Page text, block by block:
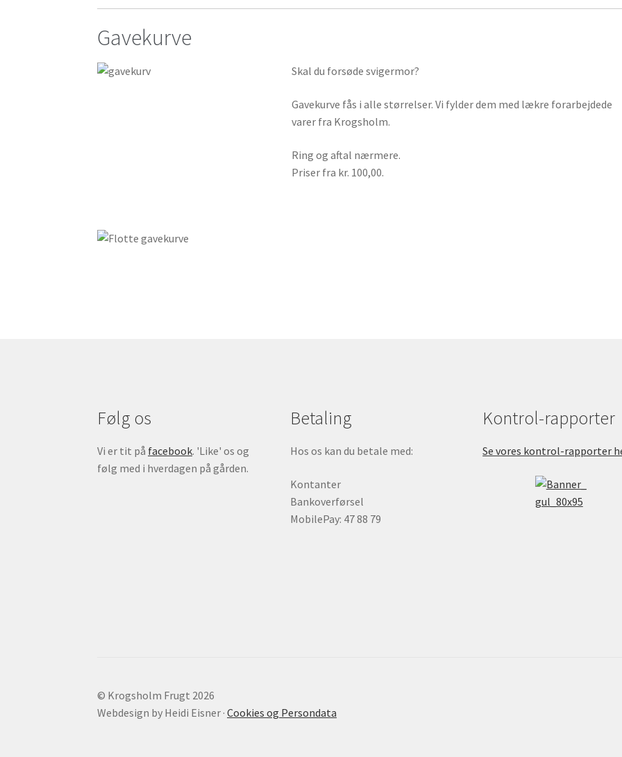
Gavekurve
Skal du forsøde svigermor?
Gavekurve fås i alle størrelser. Vi fylder dem med lækre forarbejdede
varer fra Krogsholm.
Ring og aftal nærmere.
Priser fra kr. 100,00.
Følg os
Vi er tit på facebook. 'Like' os og
følg med i hverdagen på gården.
Betaling
Hos os kan du betale med:
Kontanter
Bankoverførsel
MobilePay: 47 88 79
Kontrol-rapporter
Se vores kontrol-rapporter
© Krogs​holm Frugt 2026
Webdesign by Heidi Eisner ·Cookies og Persondata